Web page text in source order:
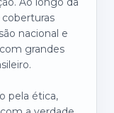
nacional e
grandes
pela ética,